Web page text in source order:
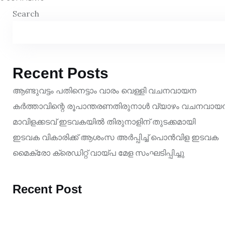
Search
Recent Posts
ആണ്ടുവട്ടം പതിനെട്ടാം വാരം വെള്ളി വചനവായന
കർത്താവിന്റെ രൂപാന്തരണതിരുനാൾ വ്യാഴം
മാവിളക്കടവ് ഇടവകയിൽ തിരുനാളിന് തുടക്കമായി
ഇടവക വികാരിക്ക് ആശംസ അർപ്പിച്ച് പൊൻവിള ഇടവക
മൈക്രോ ക്രെഡിറ്റ് വായ്പ മേള സംഘടിപ്പിച്ചു
Recent Post